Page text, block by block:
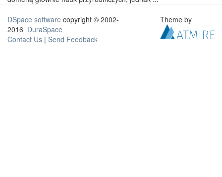
DSpace software copyright © 2002-
2016 DuraSpace
Contact Us | Send Feedback
Theme by